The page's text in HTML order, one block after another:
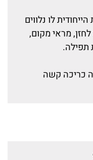
לו נלווים
מראי מקום,
תפילה.
כריכה קשה